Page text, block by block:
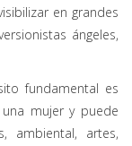
en grandes
ángeles,
fundamental es
mujer y puede
ambiental, artes,